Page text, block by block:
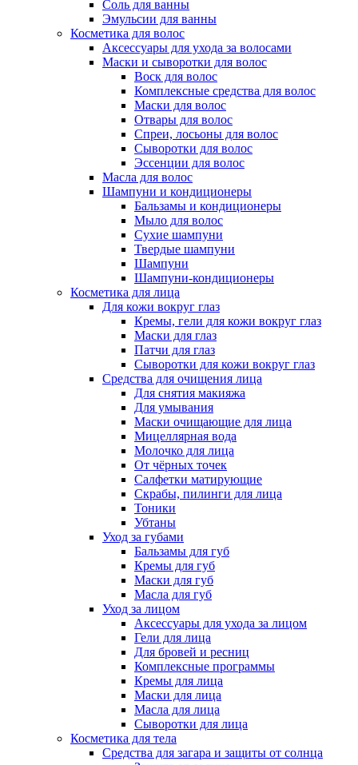
Соль для ванны
Эмульсии для ванны
Косметика для волос
Аксессуары для ухода за волосами
Маски и сыворотки для волос
Воск для волос
Комплексные средства для волос
Маски для волос
Отвары для волос
Спреи, лосьоны для волос
Сыворотки для волос
Эссенции для волос
Масла для волос
Шампуни и кондиционеры
Бальзамы и кондиционеры
Мыло для волос
Сухие шампуни
Твердые шампуни
Шампуни
Шампуни-кондиционеры
Косметика для лица
Для кожи вокруг глаз
Кремы, гели для кожи вокруг глаз
Маски для глаз
Патчи для глаз
Сыворотки для кожи вокруг глаз
Средства для очищения лица
Для снятия макияжа
Для умывания
Маски очищающие для лица
Мицеллярная вода
Молочко для лица
От чёрных точек
Салфетки матирующие
Скрабы, пилинги для лица
Тоники
Убтаны
Уход за губами
Бальзамы для губ
Кремы для губ
Маски для губ
Масла для губ
Уход за лицом
Аксессуары для ухода за лицом
Гели для лица
Для бровей и ресниц
Комплексные программы
Кремы для лица
Маски для лица
Масла для лица
Сыворотки для лица
Косметика для тела
Средства для загара и защиты от солнца